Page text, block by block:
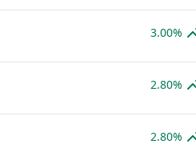
3.00%
2.80%
2.80%